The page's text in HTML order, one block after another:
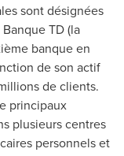
sont désignées
TD (la
banque en
de son actif
de clients.
principaux
plusieurs centres
personnels et